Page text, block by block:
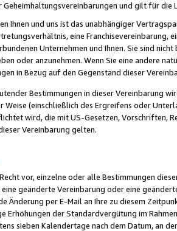
und gilt für die
Ihnen und uns ist das unabhängiger
eine Franchisevereinbarung,
Unternehmen und Ihnen. Sie sind
oder anzunehmen. Wenn Sie eine andere
in Bezug auf den Gegenstand dieser
Bestimmungen in dieser Vereinbarung
Weise (einschließlich des Ergreifens oder
wird, die mit US-Gesetzen, Vorschriften,
Vereinbarung gelten.
vor, einzelne oder alle Bestimmungen
geänderte Vereinbarung oder eine
Änderung per E-Mail an Ihre zu diesem
Erhöhungen der Standardvergütung im
sieben Kalendertage nach dem Datum, an